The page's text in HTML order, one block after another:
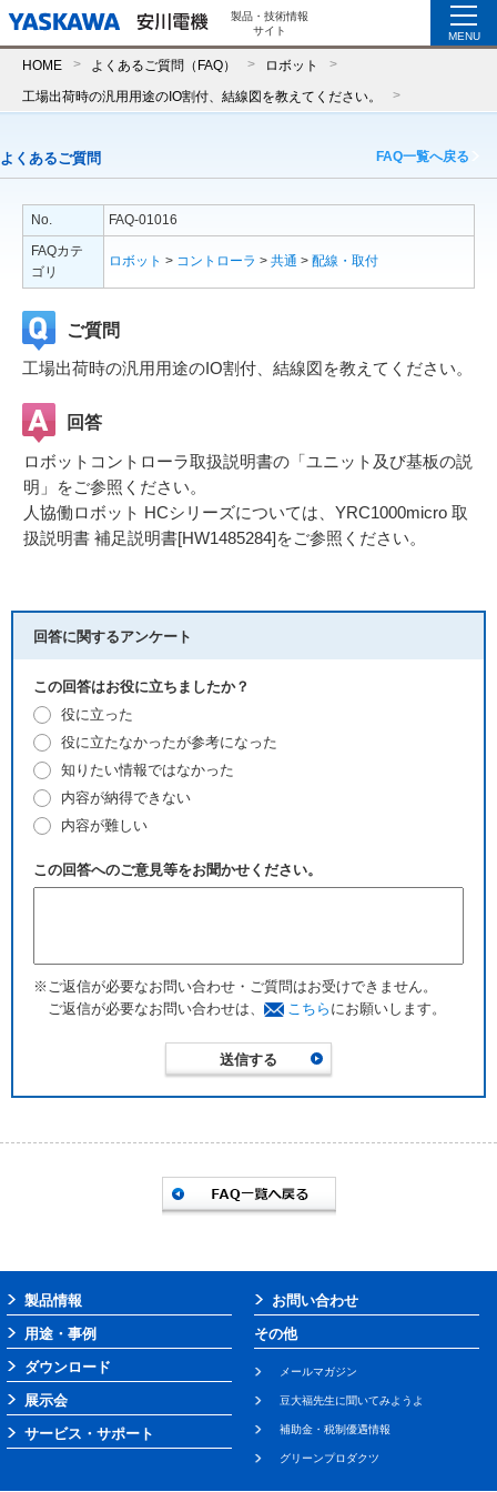
製品・技術情報
サイト
MENU
HOME よくあるご質問（FAQ） ロボット
工場出荷時の汎用用途のIO割付、結線図を教えてください。
よくあるご質問 FAQ一覧へ戻る
No.
FAQ-01016
FAQカテ
ゴリ
ロボット > コントローラ > 共通 > 配線・取付
ご質問
工場出荷時の汎用用途のIO割付、結線図を教えてください。
回答
ロボットコントローラ取扱説明書の「ユニット及び基板の説
明」をご参照ください。
人協働ロボット HCシリーズについては、YRC1000micro 取
扱説明書 補足説明書[HW1485284]をご参照ください。
回答に関するアンケート
この回答はお役に立ちましたか？
役に立った
役に立たなかったが参考になった
知りたい情報ではなかった
内容が納得できない
内容が難しい
この回答へのご意見等をお聞かせください。
※ご返信が必要なお問い合わせ・ご質問はお受けできません。
ご返信が必要なお問い合わせは、
こちら にお願いします。
製品情報
用途・事例
ダウンロード
展示会
サービス・サポート
お問い合わせ
その他
メールマガジン
豆大福先生に聞いてみようよ
補助金・税制優遇情報
グリーンプロダクツ